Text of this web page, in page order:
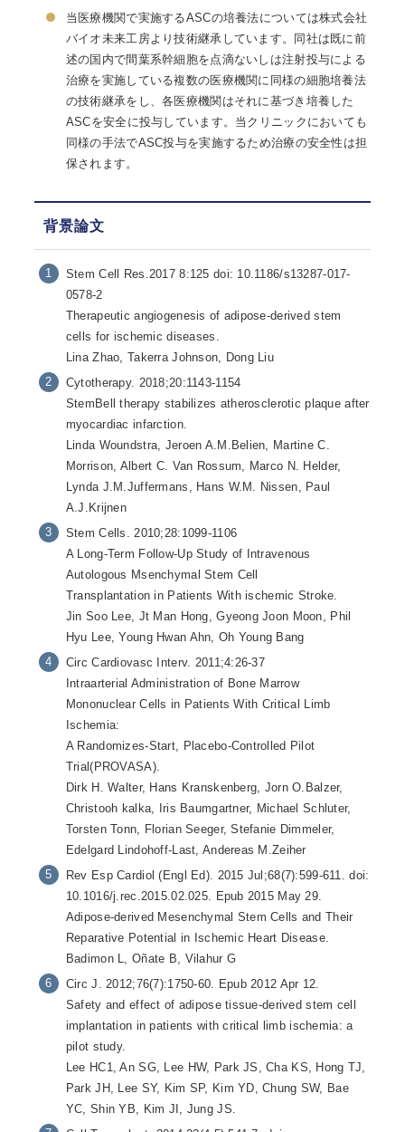
当医療機関で実施するASCの培養法については株式会社
バイオ未来工房より技術継承しています。同社は既に前
述の国内で間葉系幹細胞を点滴ないしは注射投与による
治療を実施している複数の医療機関に同様の細胞培養法
の技術継承をし、各医療機関はそれに基づき培養した
ASCを安全に投与しています。当クリニックにおいても
同様の手法でASC投与を実施するため治療の安全性は担
保されます。
背景論文
Stem Cell Res.2017 8:125 doi: 10.1186/s13287-017-
0578-2
Therapeutic angiogenesis of adipose-derived stem
cells for ischemic diseases.
Lina Zhao, Takerra Johnson, Dong Liu
Cytotherapy. 2018;20:1143-1154
StemBell therapy stabilizes atherosclerotic plaque after
myocardiac infarction.
Linda Woundstra, Jeroen A.M.Belien, Martine C.
Morrison, Albert C. Van Rossum, Marco N. Helder,
Lynda J.M.Juffermans, Hans W.M. Nissen, Paul
A.J.Krijnen
Stem Cells. 2010;28:1099-1106
A Long-Term Follow-Up Study of Intravenous
Autologous Msenchymal Stem Cell
Transplantation in Patients With ischemic Stroke.
Jin Soo Lee, Jt Man Hong, Gyeong Joon Moon, Phil
Hyu Lee, Young Hwan Ahn, Oh Young Bang
Circ Cardiovasc Interv. 2011;4:26-37
Intraarterial Administration of Bone Marrow
Mononuclear Cells in Patients With Critical Limb
Ischemia:
A Randomizes-Start, Placebo-Controlled Pilot
Trial(PROVASA).
Dirk H. Walter, Hans Kranskenberg, Jorn O.Balzer,
Christooh kalka, Iris Baumgartner, Michael Schluter,
Torsten Tonn, Florian Seeger, Stefanie Dimmeler,
Edelgard Lindohoff-Last, Andereas M.Zeiher
Rev Esp Cardiol (Engl Ed). 2015 Jul;68(7):599-611. doi:
10.1016/j.rec.2015.02.025. Epub 2015 May 29.
Adipose-derived Mesenchymal Stem Cells and Their
Reparative Potential in Ischemic Heart Disease.
Badimon L, Oñate B, Vilahur G
Circ J. 2012;76(7):1750-60. Epub 2012 Apr 12.
Safety and effect of adipose tissue-derived stem cell
implantation in patients with critical limb ischemia: a
pilot study.
Lee HC1, An SG, Lee HW, Park JS, Cha KS, Hong TJ,
Park JH, Lee SY, Kim SP, Kim YD, Chung SW, Bae
YC, Shin YB, Kim JI, Jung JS.